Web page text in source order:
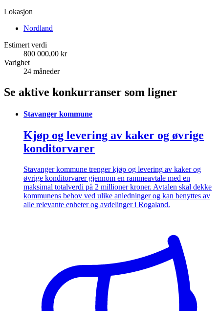
Lokasjon
Nordland
Estimert verdi
800 000,00 kr
Varighet
24 måneder
Se aktive konkurranser som ligner
Stavanger kommune
Kjøp og levering av kaker og øvrige
konditorvarer
Stavanger kommune trenger kjøp og levering av kaker og
øvrige konditorvarer gjennom en rammeavtale med en
maksimal totalverdi på 2 millioner kroner. Avtalen skal dekke
kommunens behov ved ulike anledninger og kan benyttes av
alle relevante enheter og avdelinger i Rogaland.